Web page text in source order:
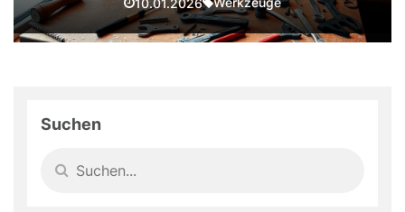
10.01.2026
Suchen